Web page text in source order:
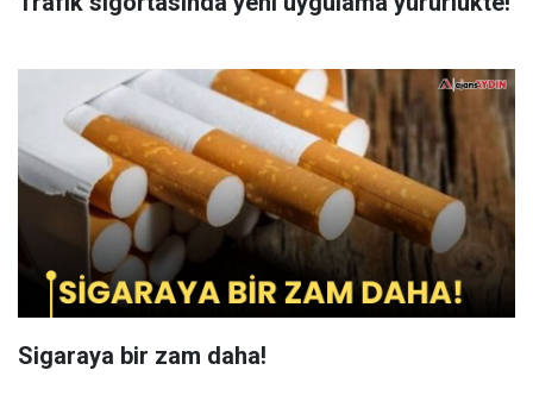
Sigaraya bir zam daha!